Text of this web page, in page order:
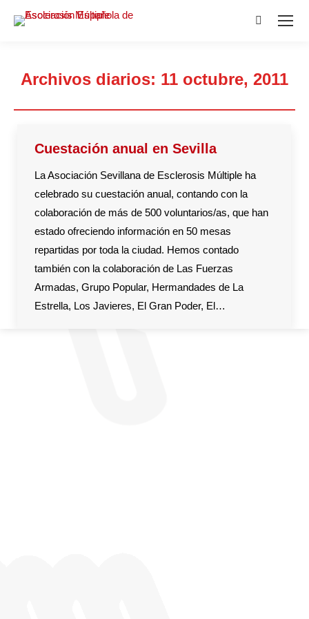
Buscar:
Archivos diarios: 11 octubre, 2011
Cuestación anual en Sevilla
La Asociación Sevillana de Esclerosis Múltiple ha
celebrado su cuestación anual, contando con la
colaboración de más de 500 voluntarios/as, que han
estado ofreciendo información en 50 mesas
repartidas por toda la ciudad. Hemos contado
también con la colaboración de Las Fuerzas
Armadas, Grupo Popular, Hermandades de La
Estrella, Los Javieres, El Gran Poder, El…